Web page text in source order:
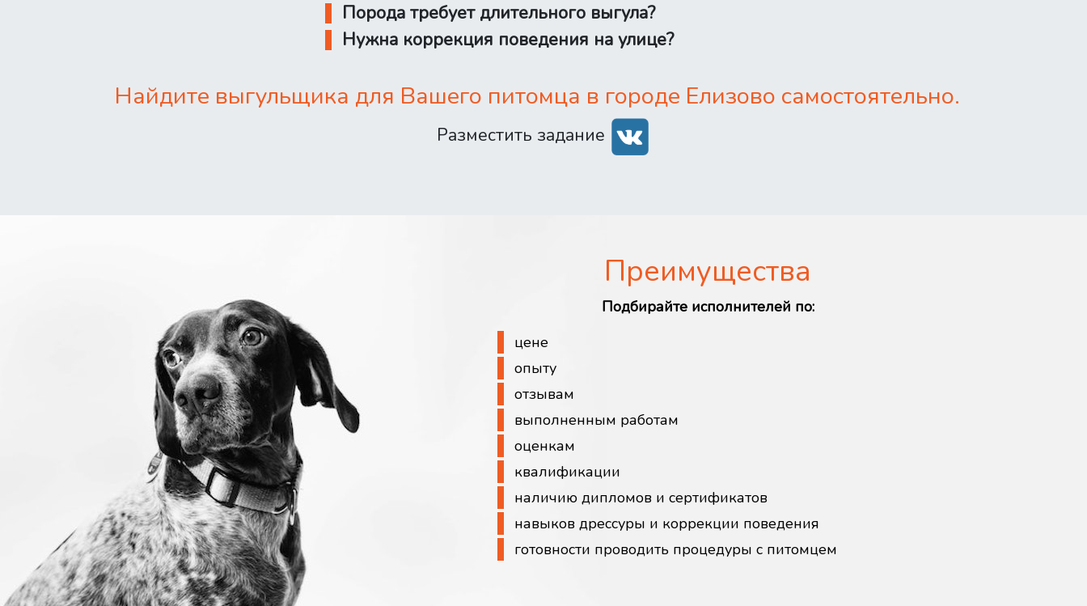
Порода требует длительного выгула?
Нужна коррекция поведения на улице?
Найдите выгульщика для Вашего питомца в городе Елизово самостоятельно.
Разместить задание
Преимущества
Подбирайте исполнителей по:
цене
опыту
отзывам
выполненным работам
оценкам
квалификации
наличию дипломов и сертификатов
навыков дрессуры и коррекции поведения
готовности проводить процедуры с питомцем